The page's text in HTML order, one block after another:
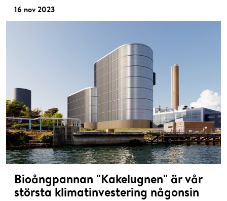
16 nov 2023
Bioångpannan "Kakelugnen" är vår
största klimatinvestering någonsin